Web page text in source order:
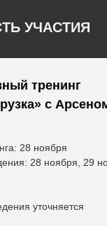
УЧАСТИЯ
тренинг
с
28 ноября
28 ноября, 29
уточняется